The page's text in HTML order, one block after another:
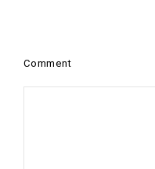
Comment